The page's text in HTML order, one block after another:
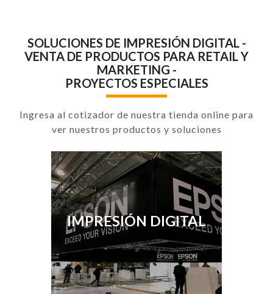
SOLUCIONES DE IMPRESIÓN DIGITAL -
VENTA DE PRODUCTOS PARA RETAIL Y
MARKETING -
PROYECTOS ESPECIALES
Ingresa al cotizador de nuestra tienda online para
ver nuestros productos y soluciones
IMPRESIÓN DIGITAL